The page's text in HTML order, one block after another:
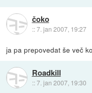
čoko
::7. jan 2007, 19:27
ja pa prepovedat še več
Roadkill
::7. jan 2007, 19:30